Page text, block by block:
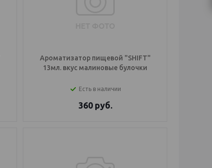
Ароматизатор пищевой "SHIFT"
13мл. вкус малиновые булочки
Есть в наличии
360руб.